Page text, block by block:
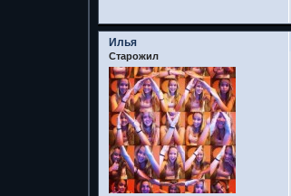
Илья
Старожил